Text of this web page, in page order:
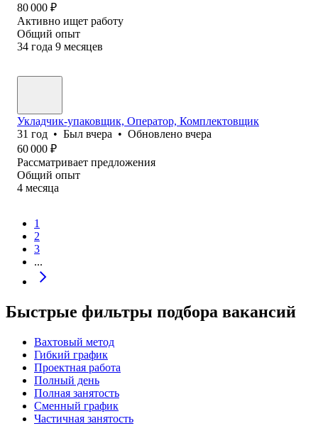
80 000 ₽
Активно ищет работу
Общий опыт
34 года 9 месяцев
Укладчик-упаковщик, Оператор, Комплектовщик
31 год • Был вчера • Обновлено вчера
60 000 ₽
Рассматривает предложения
Общий опыт
4 месяца
1
2
3
...
Быстрые фильтры подбора вакансий
Вахтовый метод
Гибкий график
Проектная работа
Полный день
Полная занятость
Сменный график
Частичная занятость